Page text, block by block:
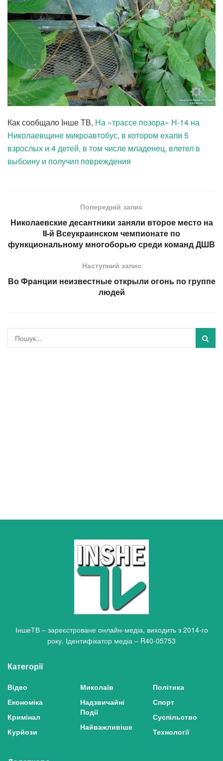
Как сообщало Інше ТВ, На «трассе позора» Н-14 на
Николаевщине микроавтобус, в котором ехали 5
взрослых и 4 детей, в том числе младенец, влетел в
выбоину и получил повреждения
Попередній запис
Николаевские десантники заняли второе место на
II-й Всеукраинском чемпионате по
функциональному многоборью среди команд ДШВ
Наступний запис
Во Франции неизвестные открыли огонь по группе
людей
ІншеТВ – зареєстроване онлайн-медіа, виходить з 2014-го
року. Ідентифікатор медіа – R40-05753
Категорії
Відео
Економіка
Кримінал
Курйози
Миколаїв
Надзвичайні
Події
Найважливіше
Політика
Спорт
Суспільство
Технології